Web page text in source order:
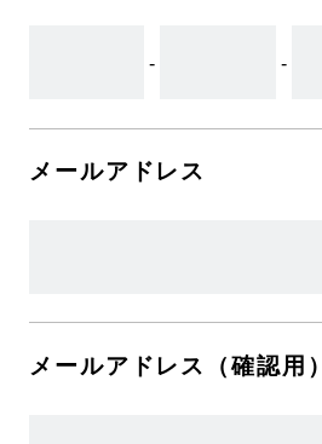
- -
メールアドレス
メールアドレス（確認用）